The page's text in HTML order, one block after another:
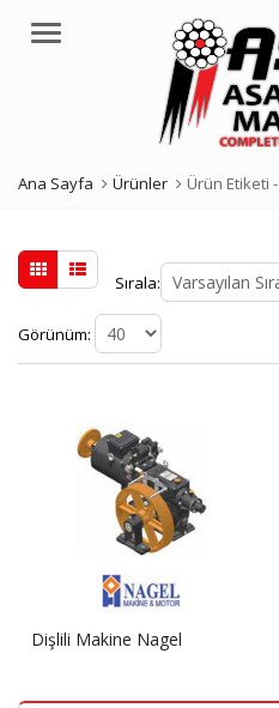
Menü
Ana Sayfa Ürünler Ürün Etiketi -
Sırala:
Görünüm:
Dişlili Makine Nagel